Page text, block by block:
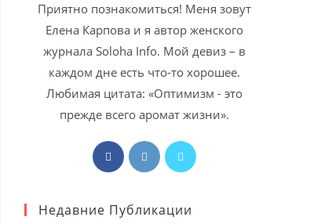
Приятно познакомиться! Меня зовут
Елена Карпова и я автор женского
журнала Soloha Info. Мой девиз – в
каждом дне есть что-то хорошее.
Любимая цитата: «Оптимизм - это
прежде всего аромат жизни».
Откроется
вкладке
Откроется
вкладке
Откроется
Недавние Публикации